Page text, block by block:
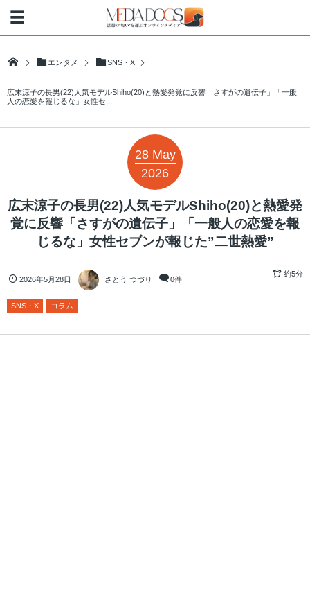
エンタメ SNS・X
広末涼子の長男(22)人気モデルShiho(20)と熱愛発覚に反響「さすがの遺伝子」「一般
人の恋愛を報じるな」女性セ...
28 May
2026
広末涼子の長男(22)人気モデルShiho(20)と熱愛発
覚に反響「さすがの遺伝子」「一般人の恋愛を報
じるな」女性セブンが報じた”二世熱愛”
2026年5月28日 さとう つづり 0件
約5分
SNS・X コラム